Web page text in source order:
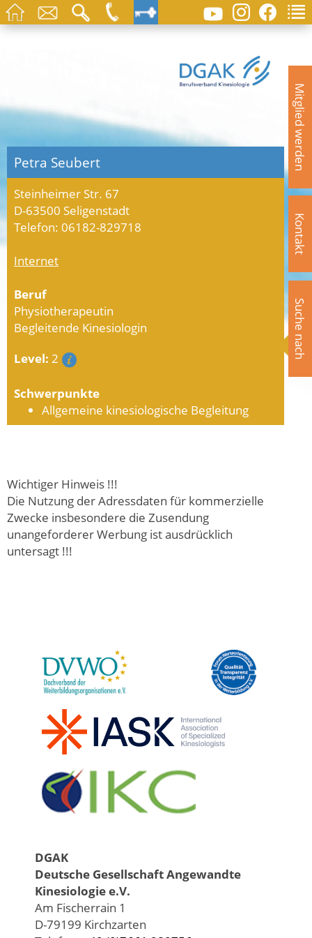
Mitglied werden
Kontakt
Suche nach
Petra Seubert
Steinheimer Str. 67
D-63500 Seligenstadt
Telefon: 06182-829718
Internet
Beruf
Physiotherapeutin
Begleitende Kinesiologin
Level: 2
Schwerpunkte
Allgemeine kinesiologische Begleitung
Wichtiger Hinweis !!!
Die Nutzung der Adressdaten für kommerzielle
Zwecke insbesondere die Zusendung
unangeforderer Werbung ist ausdrücklich
untersagt !!!
DGAK
Deutsche Gesellschaft Angewandte
Kinesiologie e.V.
Am Fischerrain 1
D-79199 Kirchzarten